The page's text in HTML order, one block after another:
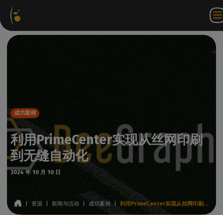
ZH
成功案例
利用PrimeCenter实现从丝网印刷
到无缝自动化
2024 年 10 月 10 日
资源 新闻与活动 成功案例 利用PrimeCenter实现从丝网印刷到无缝自动化